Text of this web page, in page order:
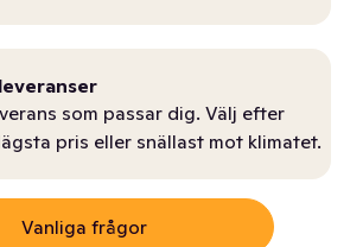
som passar dig. Välj efter
pris eller snällast mot klimatet.
Vanliga frågor